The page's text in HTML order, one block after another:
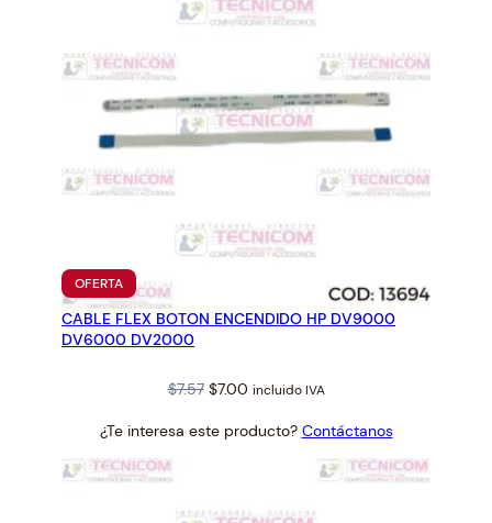
OFERTAPRODUCTO
EN
OFERTA
CABLE FLEX BOTON ENCENDIDO HP DV9000
DV6000 DV2000
$7.57 Original
was:
$7.00Current
is:
incluido IVA
¿Te interesa este producto? Contáctanos